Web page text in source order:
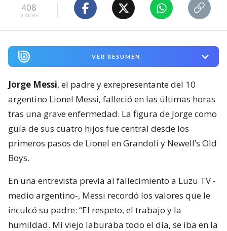
408
visitas
VER RESUMEN
Jorge Messi, el padre y exrepresentante del 10
argentino Lionel Messi, falleció en las últimas horas
tras una grave enfermedad. La figura de Jorge como
guía de sus cuatro hijos fue central desde los
primeros pasos de Lionel en Grandoli y Newell’s Old
Boys.
En una entrevista previa al fallecimiento a Luzu TV -
medio argentino-, Messi recordó los valores que le
inculcó su padre: “El respeto, el trabajo y la
humildad. Mi viejo laburaba todo el día, se iba en la